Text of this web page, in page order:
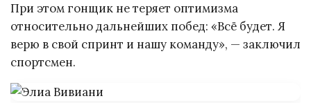
При этом гонщик не теряет оптимизма
относительно дальнейших побед: «Всё будет. Я
верю в свой спринт и нашу команду», — заключил
спортсмен.